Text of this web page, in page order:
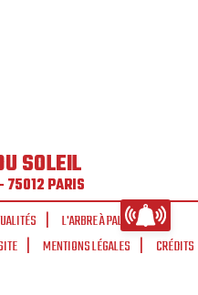
SOLEIL
75012 PARIS
L'ARBRE À PALABRES
MENTIONS LÉGALES CRÉDITS